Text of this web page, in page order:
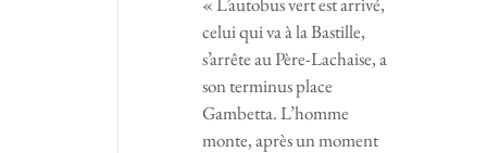
celui qui va à la Bastille,
s’arrête au Père-Lachaise, a
son terminus place
Gambetta. L’homme
monte, après un moment